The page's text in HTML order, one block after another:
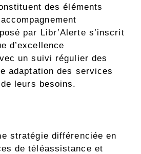
des éléments
par Libr’Alerte s’inscrit
d’excellence
un suivi régulier des
adaptation des services
leurs besoins.
stratégie différenciée en
de téléassistance et